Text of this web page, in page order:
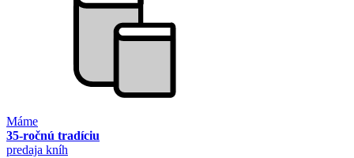
Máme
35-ročnú tradíciu
predaja kníh